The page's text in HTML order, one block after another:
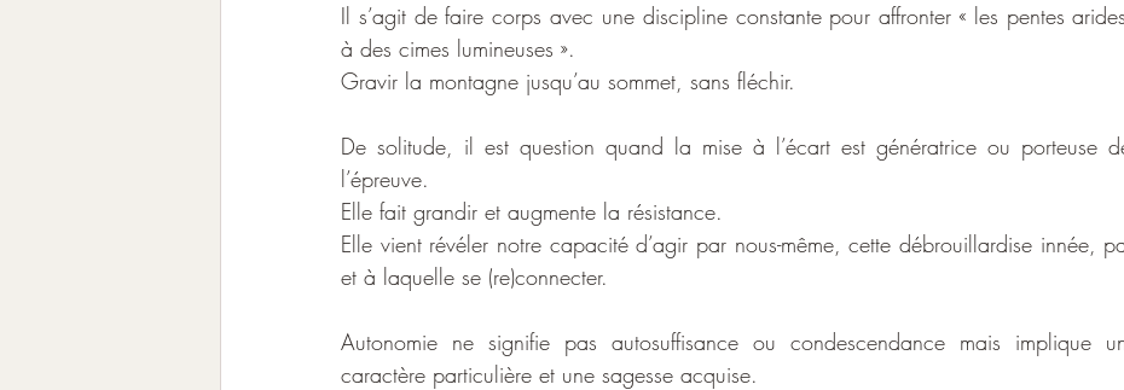
Il s’agit de faire corps avec une discipline constante pour affronter « les pentes
à des cimes lumineuses ».
Gravir la montagne jusqu’au sommet, sans fléchir.
De solitude, il est question quand la mise à l’écart est génératrice ou porteuse
l’épreuve.
Elle fait grandir et augmente la résistance.
Elle vient révéler notre capacité d’agir par nous-même, cette débrouillardise innée,
et à laquelle se (re)connecter.
Autonomie ne signifie pas autosuffisance ou condescendance mais implique
caractère particulière et une sagesse acquise.